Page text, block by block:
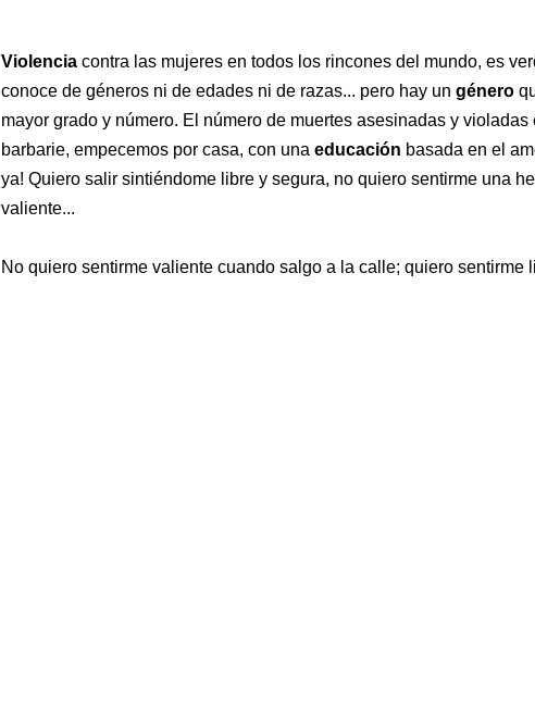
Violencia contra las mujeres en todos los rincones del mundo, es
conoce de géneros ni de edades ni de razas... pero hay un género
mayor grado y número. El número de muertes asesinadas y violadas
barbarie, empecemos por casa, con una educación basada en el
ya! Quiero salir sintiéndome libre y segura, no quiero sentirme una
valiente...
No quiero sentirme valiente cuando salgo a la calle; quiero sentirme